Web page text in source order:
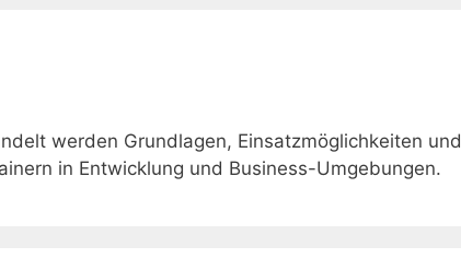
werden Grundlagen, Einsatzmöglichkeiten und
in Entwicklung und Business-Umgebungen.